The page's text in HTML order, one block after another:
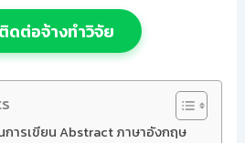
ติดต่อจ้างทำวิจัย
การเขียน Abstract ภาษาอังกฤษ